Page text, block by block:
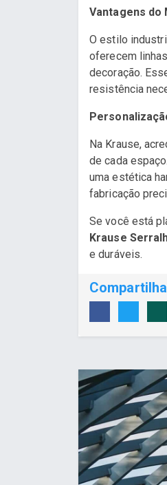
Vantagens do
O estilo
oferecem
decoração.
resistência
Na Krause,
de cada
uma estética
fabricação
Se você está
Krause
e duráveis.